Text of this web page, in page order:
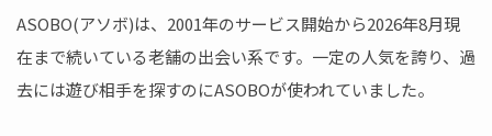
ASOBO(アソボ)は、2001年のサービス開始から2026年8月現
在まで続いている老舗の出会い系です。一定の人気を誇り、過
去には遊び相手を探すのにASOBOが使われていました。